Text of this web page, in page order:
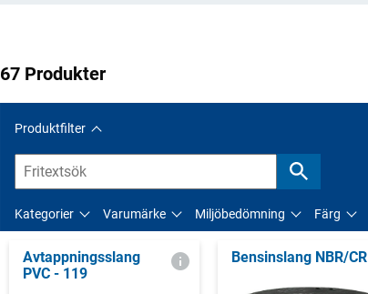
67 Produkter
Produktfilter
Kategorier Varumärke Miljöbedömning Färg
Avtappningsslang
PVC - 119
Bensinslang NBR/CR